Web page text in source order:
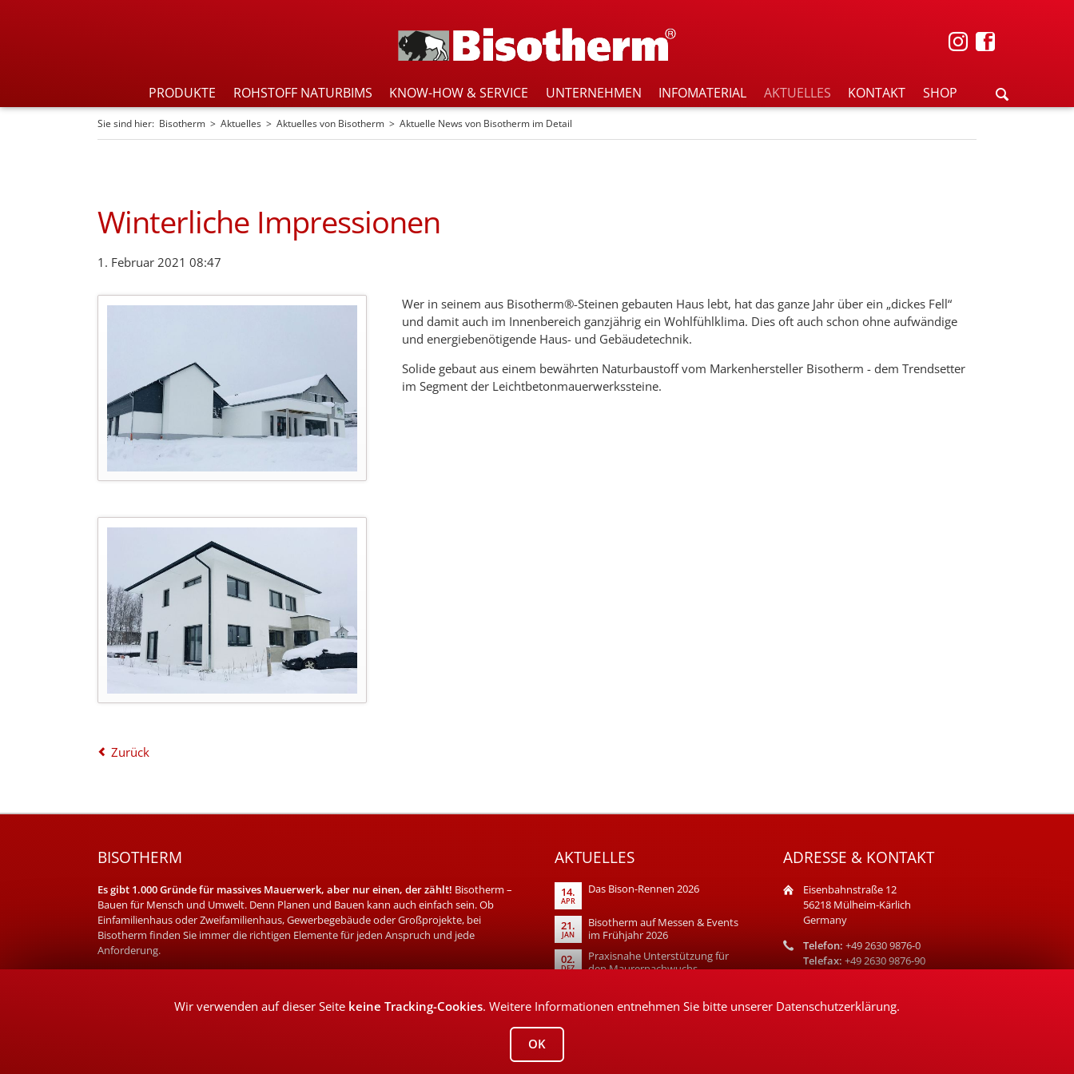
PRODUKTE ROHSTOFF NATURBIMS KNOW-HOW & SERVICE UNTERNEHMEN INFOMATERIAL AKTUELLES KONTAKT SHOP
Sie sind hier: Bisotherm Aktuelles Aktuelles von Bisotherm Aktuelle News von Bisotherm im Detail
Winterliche Impressionen
1. Februar 2021 08:47
Wer in seinem aus Bisotherm®-Steinen gebauten Haus lebt, hat das ganze Jahr über ein „dickes Fell“
und damit auch im Innenbereich ganzjährig ein Wohlfühlklima. Dies oft auch schon ohne aufwändige
und energiebenötigende Haus- und Gebäudetechnik.
Solide gebaut aus einem bewährten Naturbaustoff vom Markenhersteller Bisotherm - dem Trendsetter
im Segment der Leichtbetonmauerwerkssteine.
Zurück
BISOTHERM
Es gibt 1.000 Gründe für massives Mauerwerk, aber nur einen, der zählt! Bisotherm –
Bauen für Mensch und Umwelt. Denn Planen und Bauen kann auch einfach sein. Ob
Einfamilienhaus oder Zweifamilienhaus, Gewerbegebäude oder Großprojekte, bei
Bisotherm finden Sie immer die richtigen Elemente für jeden Anspruch und jede
Anforderung.
AKTUELLES
14.
APR
Das Bison-Rennen 2026
21.
JAN
Bisotherm auf Messen & Events
im Frühjahr 2026
02.
DEZ
Praxisnahe Unterstützung für
den Maurernachwuchs
ADRESSE & KONTAKT
Eisenbahnstraße 12
56218 Mülheim-Kärlich
Germany
Telefon: +49 2630 9876-0
Telefax: +49 2630 9876-90
Wir verwenden auf dieser Seite keine Tracking-Cookies. Weitere Informationen entnehmen Sie bitte unserer Datenschutzerklärung.
OK